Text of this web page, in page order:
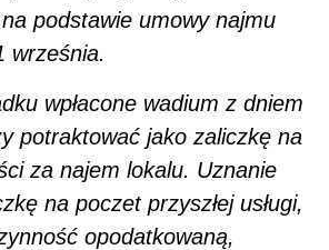
podstawie umowy najmu
września.
wpłacone wadium z dniem
potraktować jako zaliczkę na
za najem lokalu. Uznanie
na poczet przyszłej usługi,
opodatkowaną,